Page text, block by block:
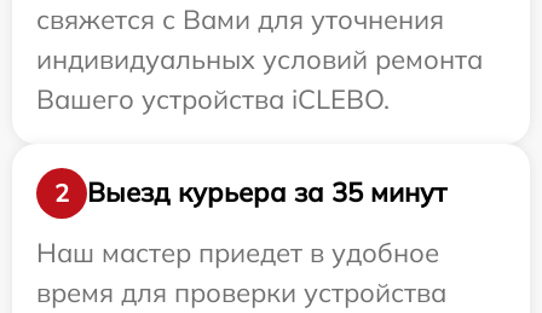
свяжется с Вами для уточнения
индивидуальных условий ремонта
Вашего устройства iCLEBO.
2
Выезд курьера за 35 минут
Наш мастер приедет в удобное
время для проверки устройства